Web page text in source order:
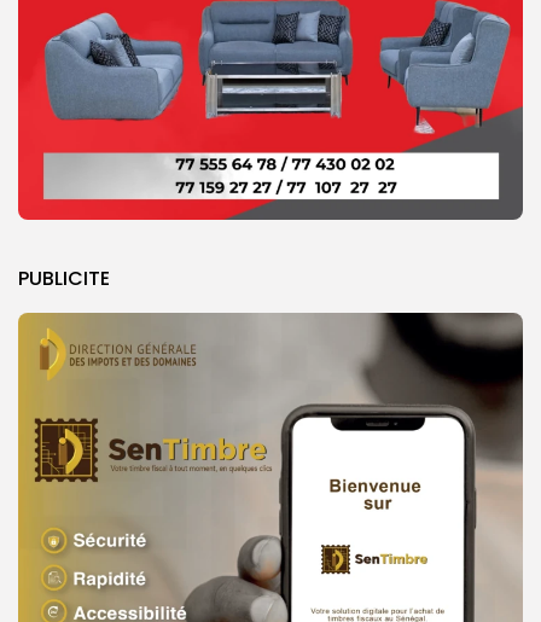
PUBLICITE